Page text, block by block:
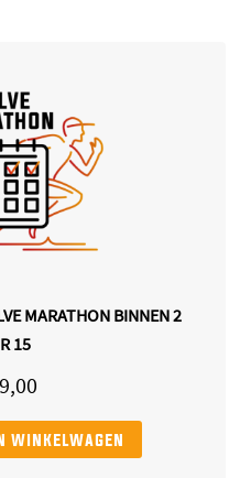
MARATHON BINNEN 2
15
winkelwagen